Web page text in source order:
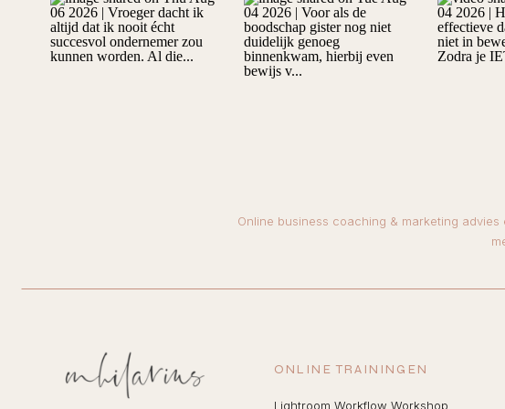
Online business coaching & marketing
ONLINE TRAININGEN
Lightroom Workflow Workshop